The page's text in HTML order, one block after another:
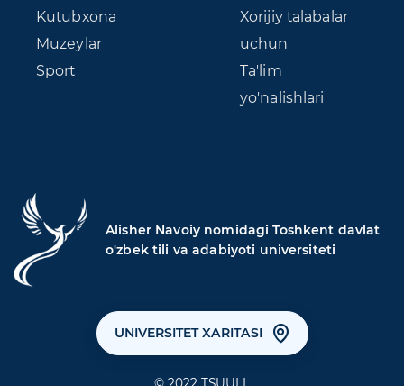
Alisher Navoiy nomidagi Toshkent davlat
o'zbek tili va adabiyoti universiteti
UNIVERSITET XARITASI
Kutubxona
Muzeylar
Sport
Xorijiy talabalar
uchun
Ta'lim
yo'nalishlari